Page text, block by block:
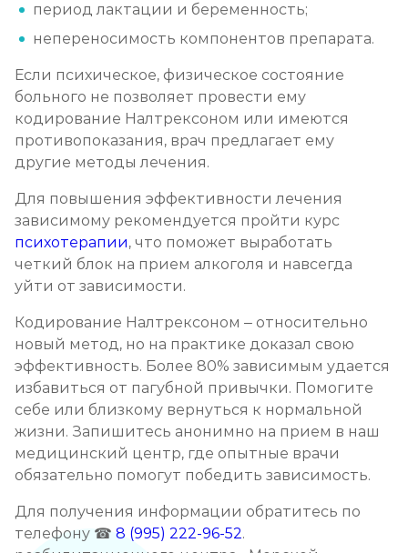
период лактации и беременность;
непереносимость компонентов препарата.
Если психическое, физическое состояние
больного не позволяет провести ему
кодирование Налтрексоном или имеются
противопоказания, врач предлагает ему
другие методы лечения.
Для повышения эффективности лечения
зависимому рекомендуется пройти курс
психотерапии, что поможет выработать
четкий блок на прием алкоголя и навсегда
уйти от зависимости.
Кодирование Налтрексоном – относительно
новый метод, но на практике доказал свою
эффективность. Более 80% зависимым удается
избавиться от пагубной привычки. Помогите
себе или близкому вернуться к нормальной
жизни. Запишитесь анонимно на прием в наш
медицинский центр, где опытные врачи
обязательно помогут победить зависимость.
Для получения информации обратитесь по
телефону ☎ 8 (995) 222-96-52.